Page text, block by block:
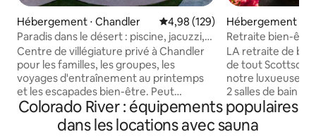
Hébergement ⋅ Chandler Évaluation moyenne sur la
4,98 (129)
Paradis dans le désert : piscine, jacuzzi,
sauna et minigolf
Centre de villégiature privé à Chandler
pour les familles, les groupes, les
voyages d'entraînement au printemps
et les escapades bien-être. Peut
accueillir 10 personnes avec 3 chambres,
3 salles de bain, une connexion Wi-Fi
rapide, un espace de travail, des
Hébergement ⋅
Retraite bien-être
bain froid, piscine)
LA retraite de
de tout Scottsdale ! Bienvenue
notre luxueuse
2 salles de bain
Scottsdale ! Vous
destination n° 1
être. À seulement
Colorado River : équipements populaires
dans les locations avec sauna